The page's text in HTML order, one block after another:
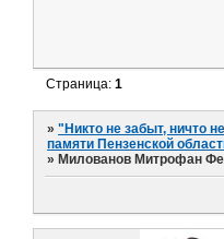
Страница:1
»"Никто не забыт, ничто
памяти Пензенской
» Милованов Митрофан